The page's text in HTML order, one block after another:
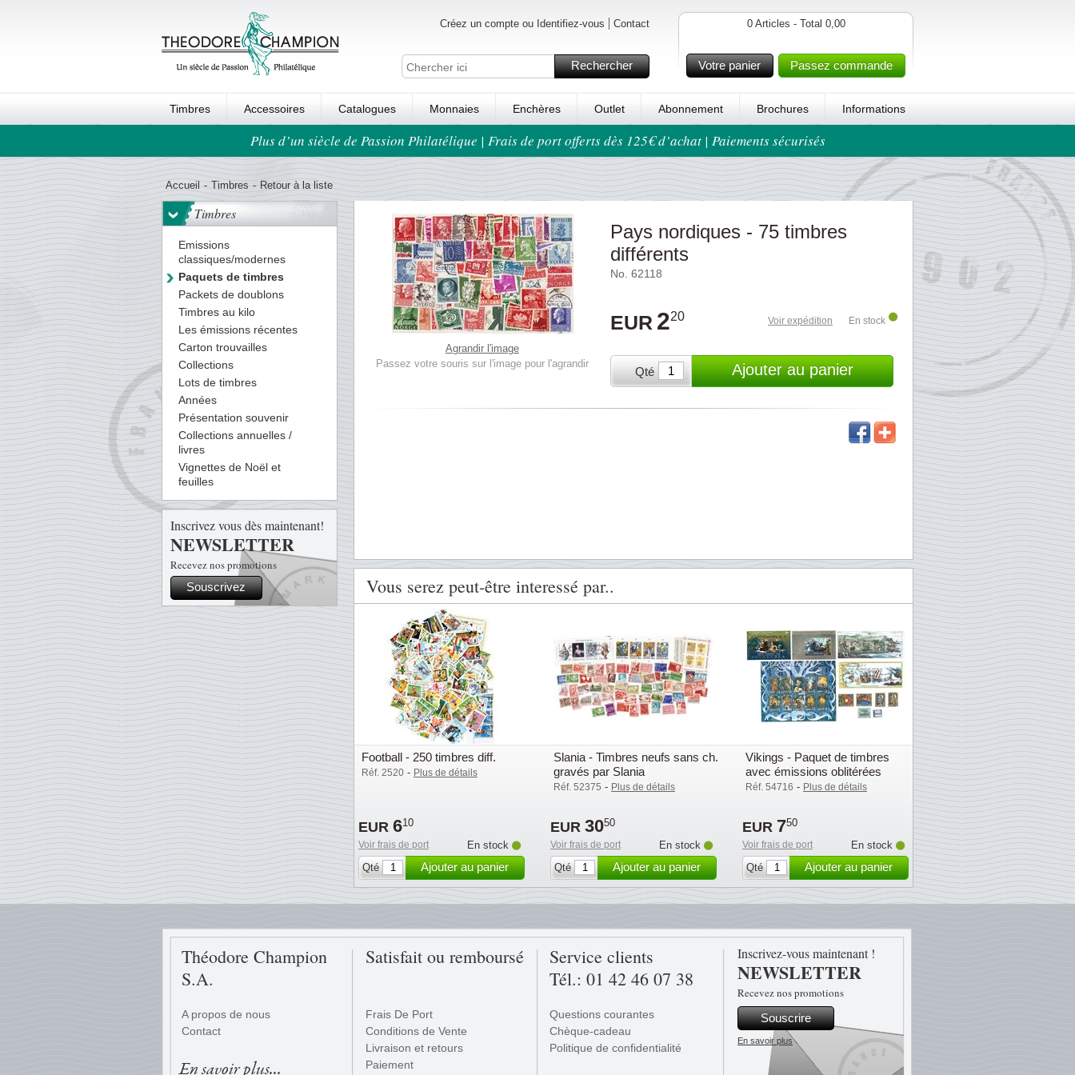
Créez un compte ou Identifiez-vous Contact
Rechercher
0 Articles - Total 0,00
Votre panier Passez commande
Timbres Accessoires Catalogues Monnaies Enchères Outlet Abonnement Brochures Informations
Ordre au panierPlus d’un siècle de Passion Philatélique | Frais de port offerts dès 125€ d’achat | Paiements sécurisés
Accueil - Timbres - Retour à la liste
Timbres
Emissions
classiques/modernes
Paquets de timbres
Packets de doublons
Timbres au kilo
Les émissions récentes
Carton trouvailles
Collections
Lots de timbres
Années
Présentation souvenir
Collections annuelles /
livres
Vignettes de Noël et
feuilles
Inscrivez vous dès maintenant!
NEWSLETTER
Recevez nos promotions
Souscrivez
Agrandir l'image
Passez votre souris sur l'image pour l'agrandir
Pays nordiques - 75 timbres
différents
No. 62118
EUR 220 Voir expédition En stock
Qté Ajouter au panier
Vous serez peut-être interessé par..
Football - 250 timbres diff.
Réf. 2520 - Plus de détails
EUR 610
Voir frais de port
En stock
Qté
Ajouter au panier
Slania - Timbres neufs sans ch.
gravés par Slania
Réf. 52375 - Plus de détails
EUR 3050
Voir frais de port
En stock
Qté
Ajouter au panier
Vikings - Paquet de timbres
avec émissions oblitérées
Réf. 54716 - Plus de détails
EUR 750
Voir frais de port
En stock
Qté
Ajouter au panier
Théodore Champion
S.A.
A propos de nous
Contact
En savoir plus...
Satisfait ou remboursé
Frais De Port
Conditions de Vente
Livraison et retours
Paiement
Service clients
Tél.: 01 42 46 07 38
Questions courantes
Chèque-cadeau
Politique de confidentialité
Inscrivez-vous maintenant !
NEWSLETTER
Recevez nos promotions
Souscrire
En savoir plus